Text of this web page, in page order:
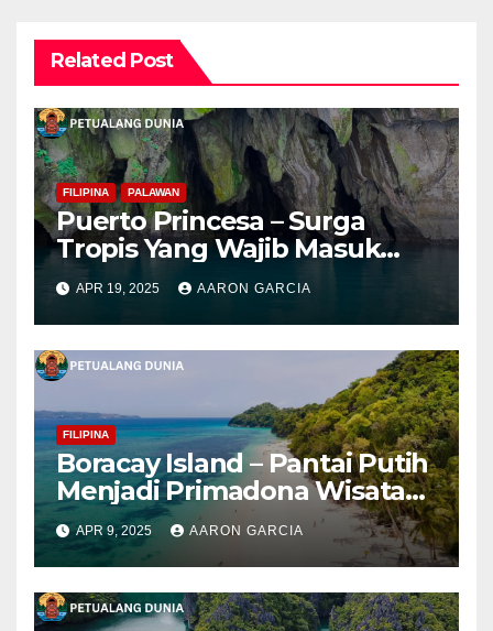
Related Post
FILIPINA PALAWAN
Puerto Princesa – Surga
Tropis Yang Wajib Masuk
Bucket List
APR 19, 2025 AARON GARCIA
FILIPINA
Boracay Island – Pantai Putih
Menjadi Primadona Wisata
Filipina
APR 9, 2025 AARON GARCIA